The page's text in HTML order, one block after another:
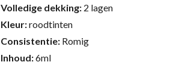
Volledige dekking: 2 lagen
Kleur:roodtinten
Consistentie: Romig
Inhoud:6ml